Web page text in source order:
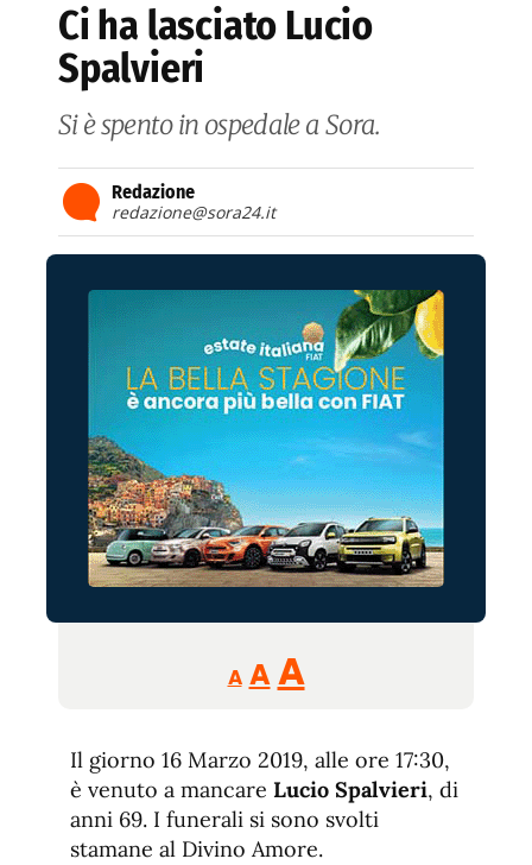
Ci ha lasciato Lucio
Spalvieri
Si è spento in ospedale a Sora.
Redazione
redazione@sora24.it
A
Reducir
tamaño
A Restablecer
de
fuente
AAumentar
de
fuente.
Il giorno 16 Marzo 2019, alle ore 17:30,
è venuto a mancare Lucio Spalvieri, di
anni 69. I funerali si sono svolti
stamane al Divino Amore.